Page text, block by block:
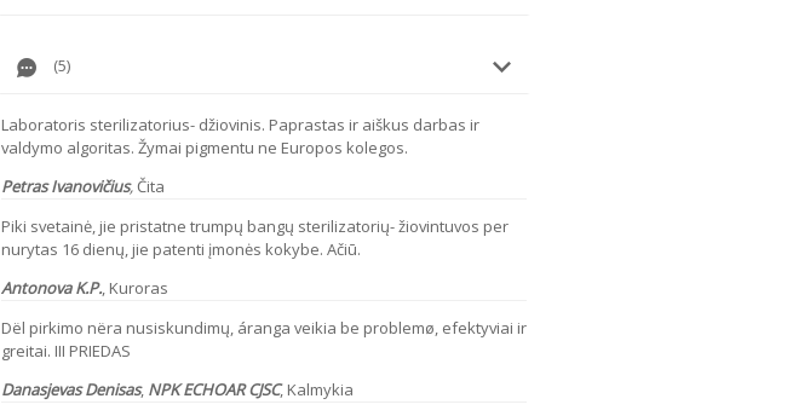
(5)
Laboratoris sterilizatorius- džiovinis. Paprastas ir aiškus darbas ir
valdymo algoritas. Žymai pigmentu ne Europos kolegos.
Petras Ivanovičius,Čita
Piki svetainė, jie pristatne trumpų bangų sterilizatorių- žiovintuvos per
nurytas 16 dienų, jie patenti įmonės kokybe. Ačiū.
AntonovaK.P. Kuroras
Dël pirkimo nëra nusiskundimų, áranga veikia be problemø, efektyviai ir
greitai. III PRIEDAS
Danasjevas Denisas, NPK ECHOAR CJSC, Kalmykia